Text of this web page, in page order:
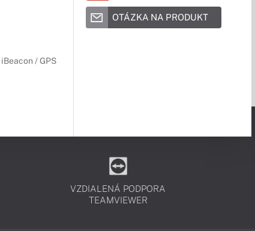
/ GPS
OTÁZKA NA PRODUKT
VZDIALENÁ PODPORA
TEAMVIEWER